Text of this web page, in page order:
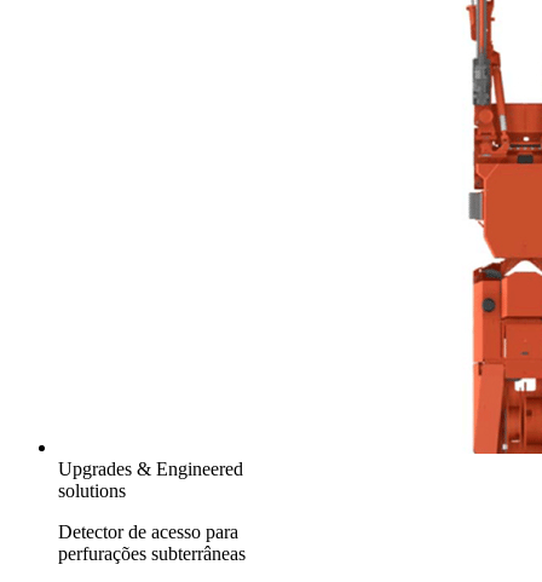
Upgrades & Engineered
solutions
Detector de acesso para
perfurações subterrâneas